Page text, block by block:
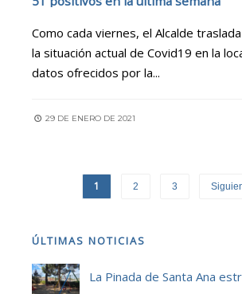
Como cada viernes, el Alcalde
la situación actual de Covid19 en la
datos ofrecidos por la...
29 DE ENERO DE 2021
1 2 3
ÚLTIMAS NOTICIAS
La Pinada de Santa Ana